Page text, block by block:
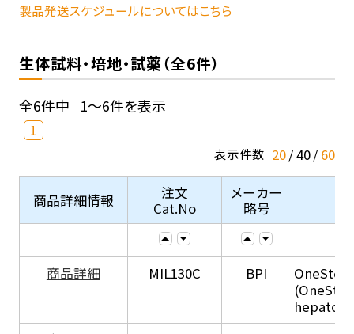
製品発送スケジュールについてはこちら
生体試料・培地・試薬（全6件）
全6件中 1～6件を表示
1
表示件数 20 40 60
商品詳細情報
注文
Cat.No
メーカー
略号
商品詳細 MIL130C BPI